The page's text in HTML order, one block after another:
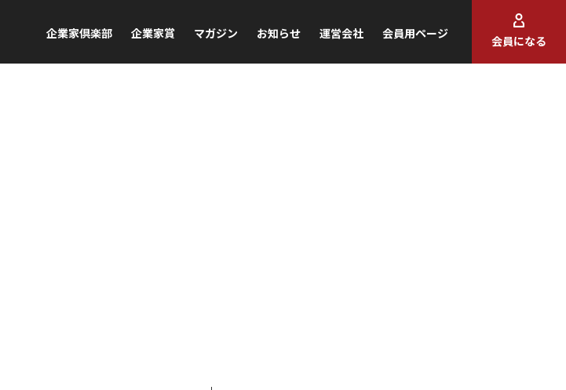
企業家倶楽部 企業家賞 マガジン お知らせ 運営会社 会員用ページ
会員になる